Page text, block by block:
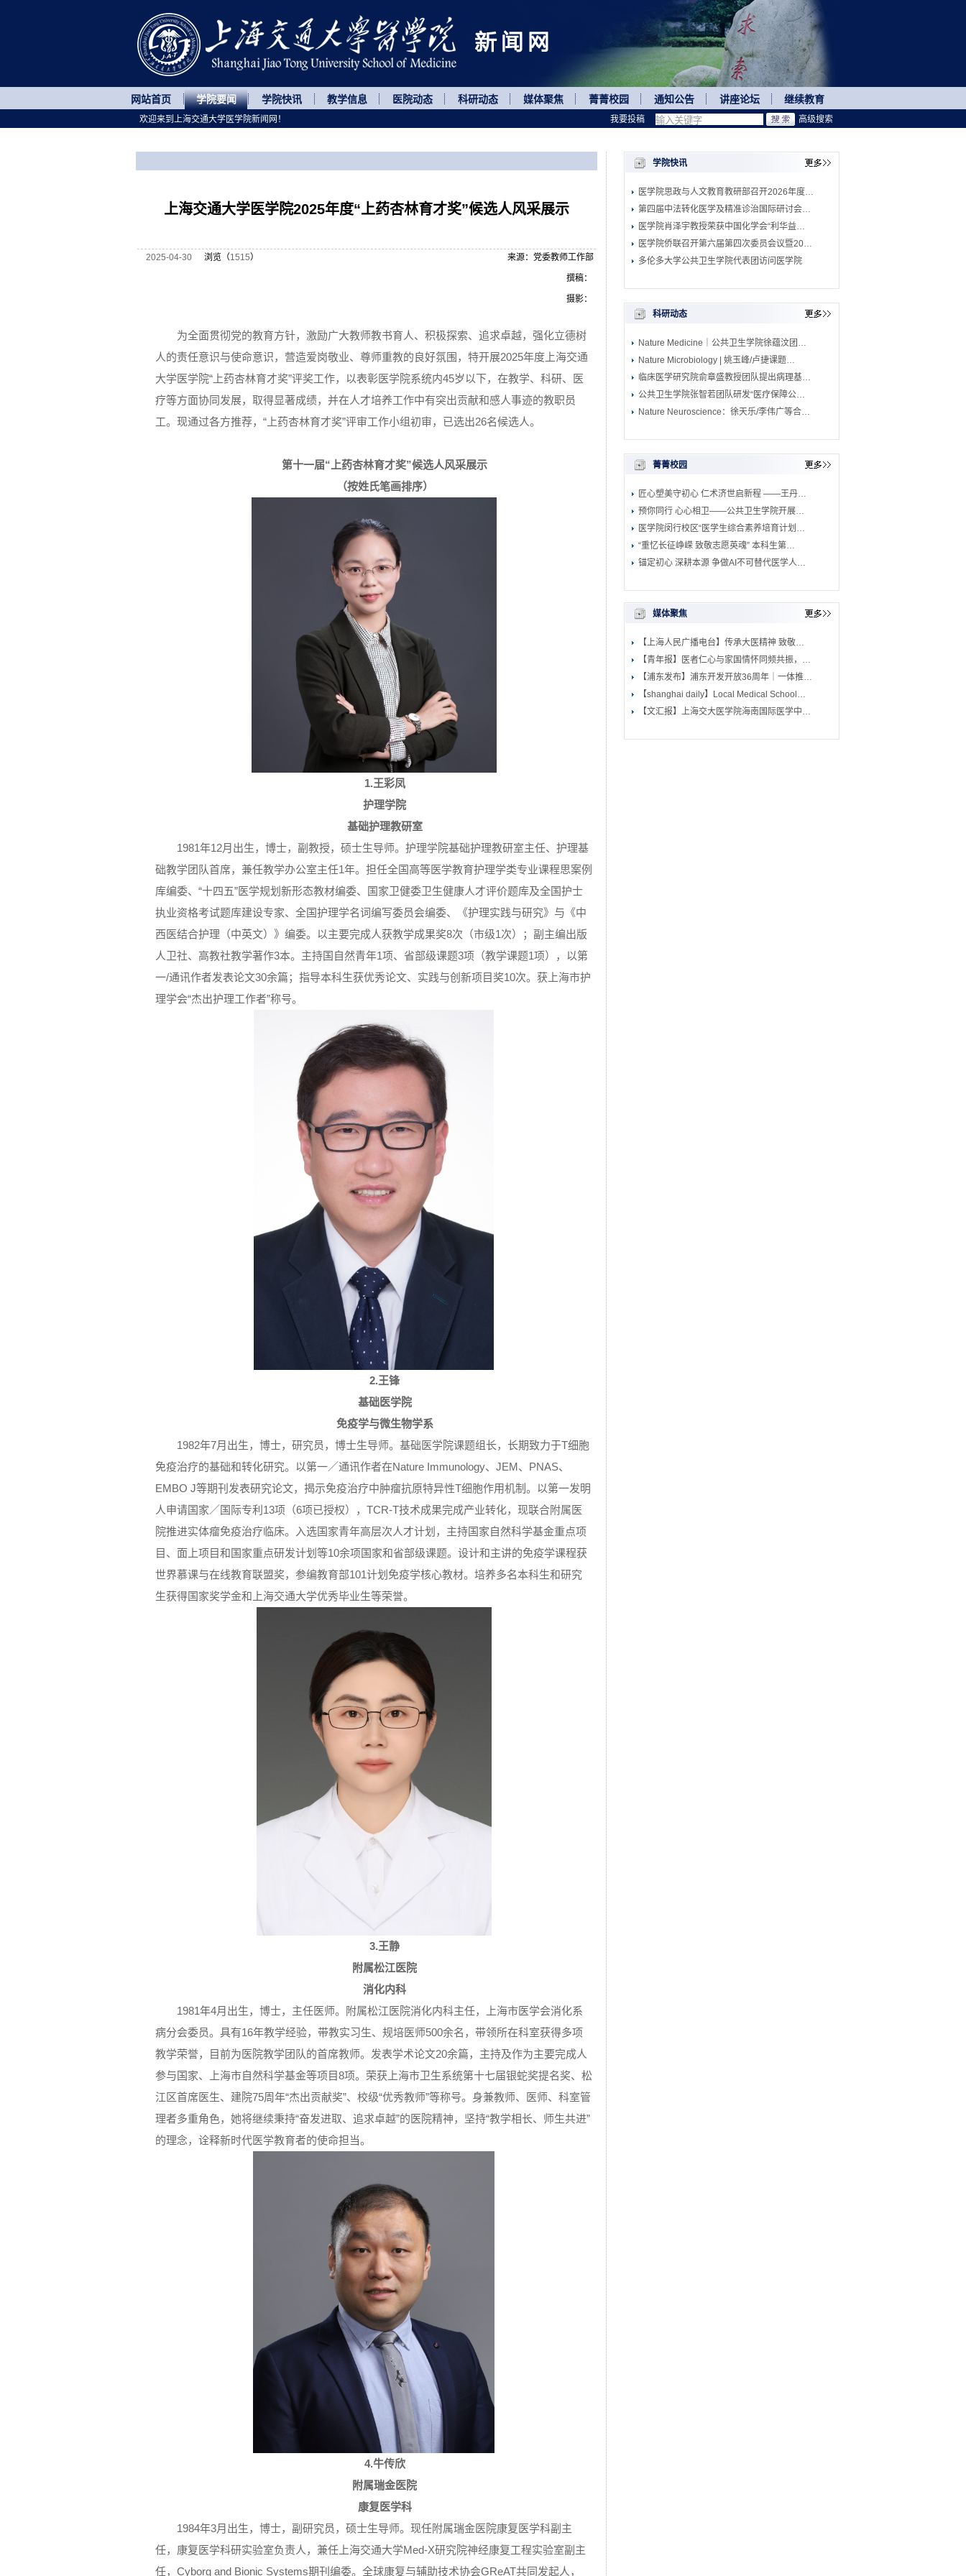
网站首页 学院要闻 学院快讯 教学信息 医院动态 科研动态 媒体聚焦 菁菁校园 通知公告 讲座论坛 继续教育
上海交通大学医学院2025年度“上药杏林育才奖”候选人风采展示
2025-04-30 浏览（1515） 来源：党委教师工作部
撰稿：
摄影：
为全面贯彻党的教育方针，激励广大教师教书育人、积极探索、追求卓越，强化立德树
人的责任意识与使命意识，营造爱岗敬业、尊师重教的良好氛围，特开展2025年度上海交通
大学医学院“上药杏林育才奖”评奖工作，以表彰医学院系统内45岁以下，在教学、科研、医
疗等方面协同发展，取得显著成绩，并在人才培养工作中有突出贡献和感人事迹的教职员
工。现通过各方推荐，“上药杏林育才奖”评审工作小组初审，已选出26名候选人。
第十一届“上药杏林育才奖”候选人风采展示
（按姓氏笔画排序）
1.王彩凤
护理学院
基础护理教研室
1981年12月出生，博士，副教授，硕士生导师。护理学院基础护理教研室主任、护理基
础教学团队首席，兼任教学办公室主任1年。担任全国高等医学教育护理学类专业课程思案例
库编委、“十四五”医学规划新形态教材编委、国家卫健委卫生健康人才评价题库及全国护士
执业资格考试题库建设专家、全国护理学名词编写委员会编委、《护理实践与研究》与《中
西医结合护理（中英文）》编委。以主要完成人获教学成果奖8次（市级1次）；副主编出版
人卫社、高教社教学著作3本。主持国自然青年1项、省部级课题3项（教学课题1项），以第
一/通讯作者发表论文30余篇；指导本科生获优秀论文、实践与创新项目奖10次。获上海市护
理学会“杰出护理工作者”称号。
2.王锋
基础医学院
免疫学与微生物学系
1982年7月出生，博士，研究员，博士生导师。基础医学院课题组长，长期致力于T细胞
免疫治疗的基础和转化研究。以第一／通讯作者在Nature Immunology、JEM、PNAS、
EMBO J等期刊发表研究论文，揭示免疫治疗中肿瘤抗原特异性T细胞作用机制。以第一发明
人申请国家／国际专利13项（6项已授权），TCR-T技术成果完成产业转化，现联合附属医
院推进实体瘤免疫治疗临床。入选国家青年高层次人才计划，主持国家自然科学基金重点项
目、面上项目和国家重点研发计划等10余项国家和省部级课题。设计和主讲的免疫学课程获
世界慕课与在线教育联盟奖，参编教育部101计划免疫学核心教材。培养多名本科生和研究
生获得国家奖学金和上海交通大学优秀毕业生等荣誉。
3.王静
附属松江医院
消化内科
1981年4月出生，博士，主任医师。附属松江医院消化内科主任，上海市医学会消化系
病分会委员。具有16年教学经验，带教实习生、规培医师500余名，带领所在科室获得多项
教学荣誉，目前为医院教学团队的首席教师。发表学术论文20余篇，主持及作为主要完成人
参与国家、上海市自然科学基金等项目8项。荣获上海市卫生系统第十七届银蛇奖提名奖、松
江区首席医生、建院75周年“杰出贡献奖”、校级“优秀教师”等称号。身兼教师、医师、科室管
理者多重角色，她将继续秉持“奋发进取、追求卓越”的医院精神，坚持“教学相长、师生共进”
的理念，诠释新时代医学教育者的使命担当。
4.牛传欣
附属瑞金医院
康复医学科
1984年3月出生，博士，副研究员，硕士生导师。现任附属瑞金医院康复医学科副主
任，康复医学科研实验室负责人，兼任上海交通大学Med-X研究院神经康复工程实验室副主
任，Cyborg and Bionic Systems期刊编委。全球康复与辅助技术协会GReAT共同发起人，
高级搜索
学院快讯
医学院思政与人文教育教研部召开2026年度…
第四届中法转化医学及精准诊治国际研讨会…
医学院肖泽宇教授荣获中国化学会“利华益…
医学院侨联召开第六届第四次委员会议暨20…
多伦多大学公共卫生学院代表团访问医学院
科研动态
Nature Medicine｜公共卫生学院徐蕴汶团…
Nature Microbiology | 姚玉峰/卢捷课题…
临床医学研究院俞章盛教授团队提出病理基…
公共卫生学院张智若团队研发“医疗保障公…
Nature Neuroscience：徐天乐/李伟广等合…
菁菁校园
匠心塑美守初心 仁术济世启新程 ——王丹…
预你同行 心心相卫——公共卫生学院开展…
医学院闵行校区“医学生综合素养培育计划…
“重忆长征峥嵘 致敬志愿英魂” 本科生第…
锚定初心 深耕本源 争做AI不可替代医学人…
媒体聚焦
【上海人民广播电台】传承大医精神 致敬…
【青年报】医者仁心与家国情怀同频共振，…
【浦东发布】浦东开发开放36周年｜一体推…
【shanghai daily】Local Medical School…
【文汇报】上海交大医学院海南国际医学中…
欢迎来到上海交通大学医学院新闻网！ 我要投稿